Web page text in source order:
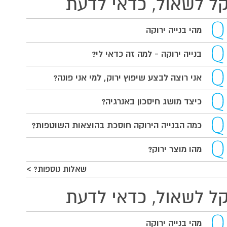
מהי בנייה ירוקה
בנייה ירוקה - למה זה כדאי לי?
אני רוצה לבצע שיפוץ ירוק, למי אני פונה?
כיצד מושג חיסכון באנרגיה?
כמה הבנייה הירוקה חוסכת בהוצאות השוטפות?
מהו מוצר ירוק?
שאלות נוספות? >
לשאול, כדאי לדעת
מהי בנייה ירוקה